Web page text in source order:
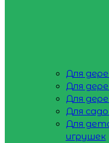
Для
Для
Для
Для
Для
игрушек